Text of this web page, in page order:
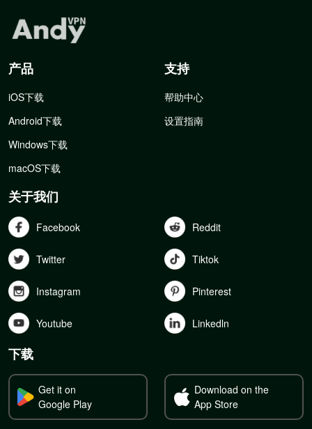
产品
iOS下载
Android下载
Windows下载
macOS下载
支持
帮助中心
设置指南
关于我们
Facebook Reddit
Twitter Tiktok
Instagram Pinterest
Youtube Linkedln
下载
Get it on
Google Play
Download on the
App Store